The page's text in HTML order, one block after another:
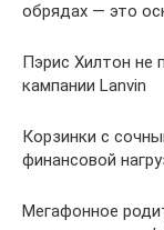
обрядах — это
Пэрис Хилтон не
кампании Lanvin
Корзинки с
финансовой
Мегафонное